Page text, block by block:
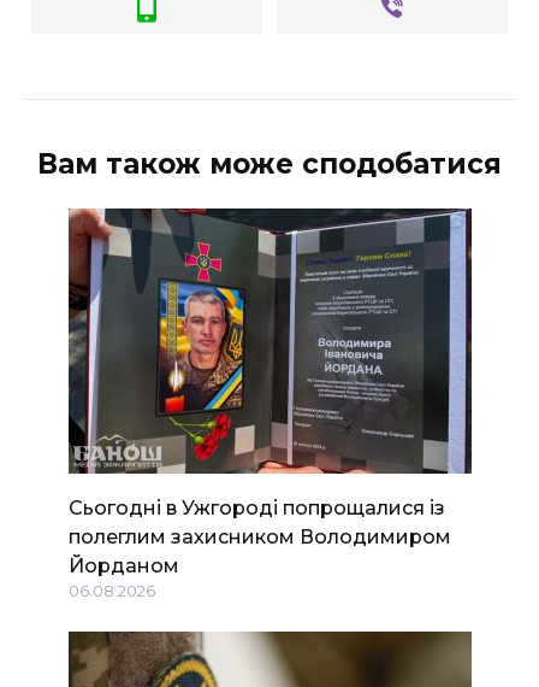
Вам також може сподобатися
Сьогодні в Ужгороді попрощалися із
полеглим захисником Володимиром
Йорданом
06.08.2026